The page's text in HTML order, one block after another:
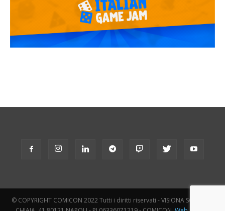
© COPYRIGHT COMICON 2022 Tutti i diritti riservati - VISIONA SCARL VIA